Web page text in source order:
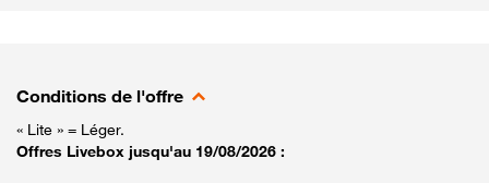
Conditions de l'offre
« Lite » = Léger.
Offres Livebox jusqu'au 19/08/2026 :